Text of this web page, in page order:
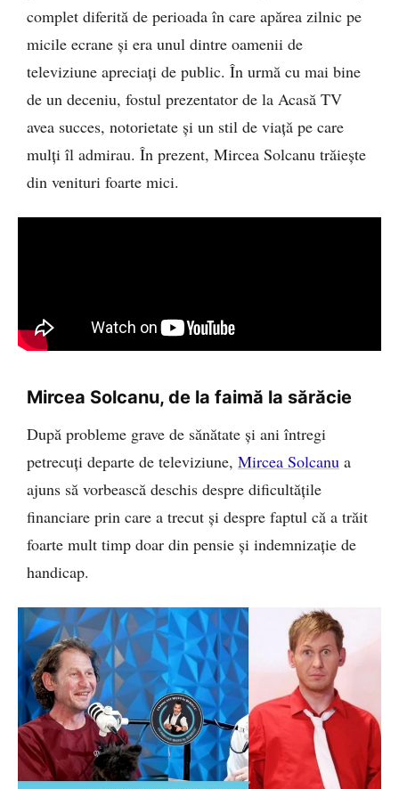
complet diferită de perioada în care apărea zilnic pe
micile ecrane și era unul dintre oamenii de
televiziune apreciați de public. În urmă cu mai bine
de un deceniu, fostul prezentator de la Acasă TV
avea succes, notorietate și un stil de viață pe care
mulți îl admirau. În prezent, Mircea Solcanu trăiește
din venituri foarte mici.
Mircea Solcanu, de la faimă la sărăcie
După probleme grave de sănătate și ani întregi
petrecuți departe de televiziune, Mircea Solcanu a
ajuns să vorbească deschis despre dificultățile
financiare prin care a trecut și despre faptul că a trăit
foarte mult timp doar din pensie și indemnizație de
handicap.